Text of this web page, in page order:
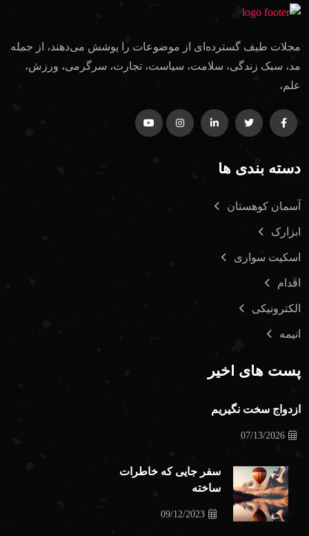
مجلات طیف گسترده‌ای از موضوعات را پوشش می‌دهند، از جمله
مد، سبک زندگی، سلامت، سیاست، تجارت، سرگرمی، ورزش،
علم،
دسته بندی ها
آسمان کوهستان
ابزارک
اسکیت سواری
اقدام
الکترونیکی
انیمه
پست های اخیر
ازدواج سخت نگیریم
07/13/2026
سفر جایی که خاطرات
ساخته
09/12/2023